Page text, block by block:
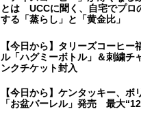
とは UCCに聞く、自宅でプロ
する「蒸らし」と「黄金比」
【今日から】タリーズコーヒ
ル「ハグミーボトル」＆刺繍チ
ンクチケット封入
【今日から】ケンタッキー、ボ
「お盆バーレル」発売 最大